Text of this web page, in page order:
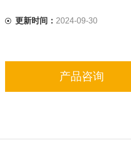
更新时间： 2024-09-30
产品咨询